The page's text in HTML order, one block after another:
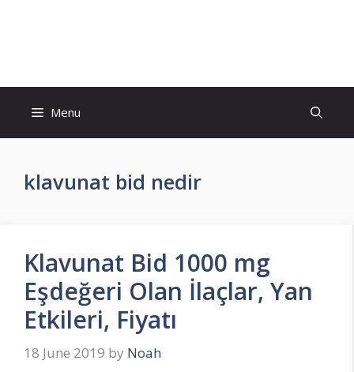
Menu
klavunat bid nedir
Klavunat Bid 1000 mg
Eşdeğeri Olan İlaçlar, Yan
Etkileri, Fiyatı
18 June 2019 by Noah